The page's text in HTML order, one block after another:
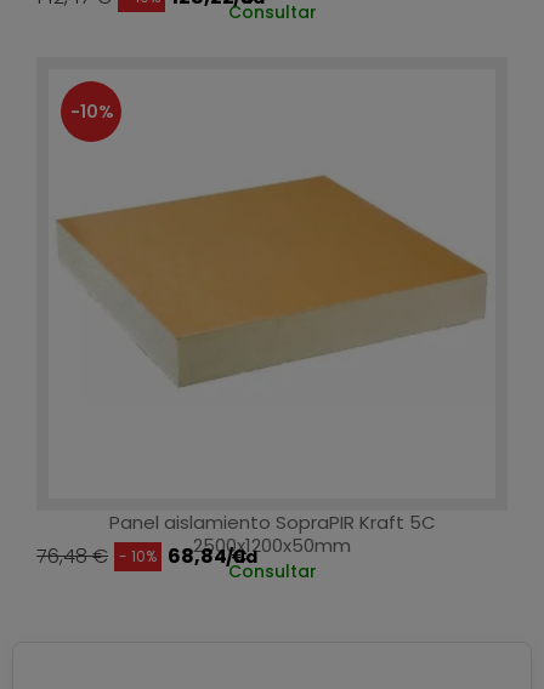
Consultar
-10%
Panel aislamiento SopraPIR Kraft 5C
2500x1200x50mm
76,48 € - 10% 68,84 €
/ud
Consultar